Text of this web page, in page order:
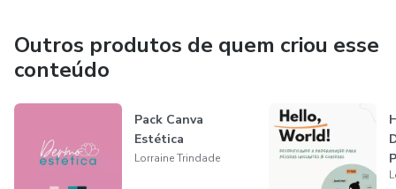
Outros produtos de quem criou esse
conteúdo
Pack Canva
Estética
Lorraine Trindade